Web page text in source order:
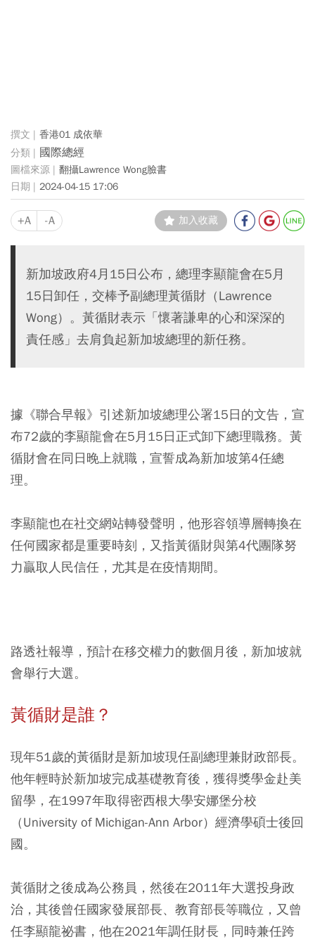
香港01 成依華
國際總經
翻攝Lawrence Wong臉書
2024-04-15 17:06
+A -A 加入收藏
新加坡政府4月15日公布，總理李顯龍會在5月
15日卸任，交棒予副總理黃循財（Lawrence
Wong）。黃循財表示「懷著謙卑的心和深深的
責任感」去肩負起新加坡總理的新任務。
據《聯合早報》引述新加坡總理公署15日的文告，宣
布72歲的李顯龍會在5月15日正式卸下總理職務。黃
循財會在同日晚上就職，宣誓成為新加坡第4任總
理。
李顯龍也在社交網站轉發聲明，他形容領導層轉換在
任何國家都是重要時刻，又指黃循財與第4代團隊努
力贏取人民信任，尤其是在疫情期間。
路透社報導，預計在移交權力的數個月後，新加坡就
會舉行大選。
黃循財是誰？
現年51歲的黃循財是新加坡現任副總理兼財政部長。
他年輕時於新加坡完成基礎教育後，獲得獎學金赴美
留學，在1997年取得密西根大學安娜堡分校
（University of Michigan-Ann Arbor）經濟學碩士後回
國。
黃循財之後成為公務員，然後在2011年大選投身政
治，其後曾任國家發展部長、教育部長等職位，又曾
任李顯龍祕書，他在2021年調任財長，同時兼任跨